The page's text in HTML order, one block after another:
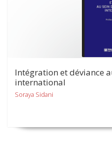
Intégration et déviance
international
Soraya Sidani